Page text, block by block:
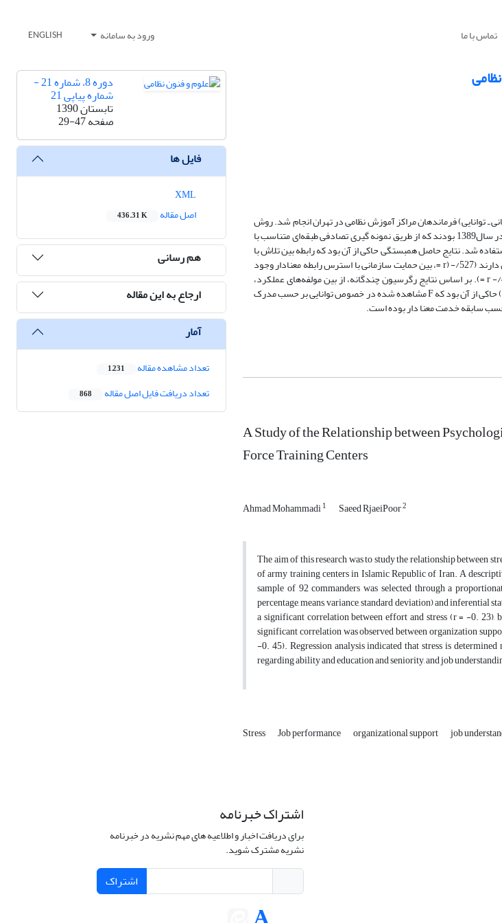
تماس با ما ورود به سامانه ENGLISH
فرماندهان مراکز آموزش نظامی در تهران انجام شد. روش
پژوهش، توصیفی و از نوع همبستگی می‌باشد. جامعه آماری شامل کلیه فرماندهان مراکز آموزش نظامی تهران در سال1389 بودند که از طریق نمونه گیری تصادفی طبقه‌ای متناسب با
شد. نتایج حاصل همبستگی حاکی از آن بود که رابطه بین تلاش با
استرس معنا دار نبوده(227/- = (r، رابطه بین شناخت شغل با استرس معنا دار بوده و با همدیگر رابطه معکوس دارند (527/- (r =، بین حمایت سازمانی با استرس رابطه معنادار وجود
ندارد (227/- (r=و رابطه بین توانایی فرماندهان با استرس معنا دار بوده وبا همدیگر رابطه معکوس دارند (45/- r =). بر اساس نتایج رگرسیون چندگانه، از بین مولفه‌های عملکرد،
شناخت شغل بهترین پیش بینی کننده استرس می‌باشد. نتایج حاصل از آزمون تحلیل واریانس چند متغیره (مانوا) حاکی از آن بود که F مشاهده شده در خصوص توانایی بر حسب مدرک
A Study of the Relationship between
Force Training Centers
Ahmad Mohammadi1 Saeed RjaeiPoor2
The aim of this research was to study the relationship
of army training centers in Islamic Republic of Iran. A
sample of 92 commanders was selected through a
percentage, means, variance, standard deviation) and inferential
a significant correlation between effort and stress (r = -0.
significant correlation was observed between organization
-0. 45). Regression analysis indicated that stress is
regarding ability and education and seniority, and job
Stress Job performance organizational support job
دوره 8، شماره 21 -
شماره پیاپی 21
تابستان 1390
صفحه29-47
فایل ها
اصل مقاله
436.31 K
هم رسانی
ارجاع به این مقاله
آمار
تعداد مشاهده مقاله 1,231
تعداد دریافت فایل اصل مقاله 868
اشتراک خبرنامه
برای دریافت اخبار و اطلاعیه های مهم نشریه در خبرنامه
نشریه مشترک شوید.
اشتراک